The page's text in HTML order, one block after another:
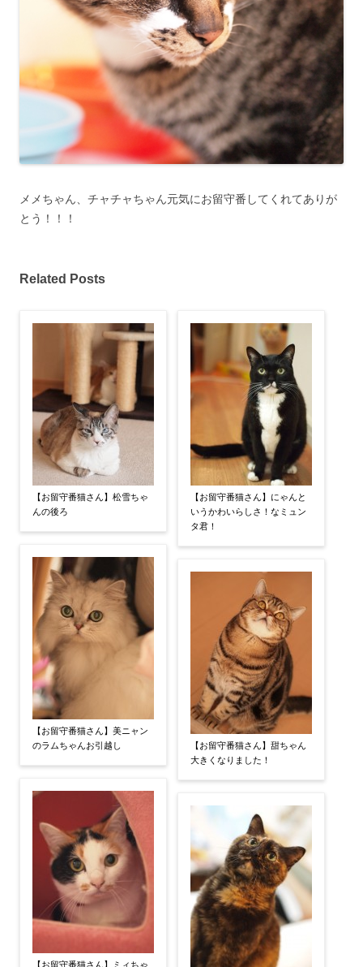
メメちゃん、チャチャちゃん元気にお留守番してくれてありが
とう！！！
Related Posts
【お留守番猫さん】松雪ちゃ
んの後ろ
【お留守番猫さん】美ニャン
のラムちゃんお引越し
【お留守番猫さん】ミィちゃ
【お留守番猫さん】にゃんと
いうかわいらしさ！なミュン
タ君！
【お留守番猫さん】甜ちゃん
大きくなりました！